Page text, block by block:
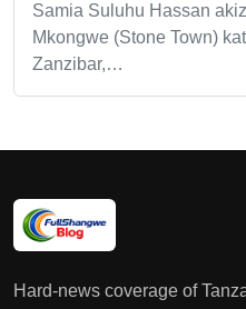
Samia Suluhu Hassan
Mkongwe (Stone Town)
Zanzibar,…
Hard-news coverage of